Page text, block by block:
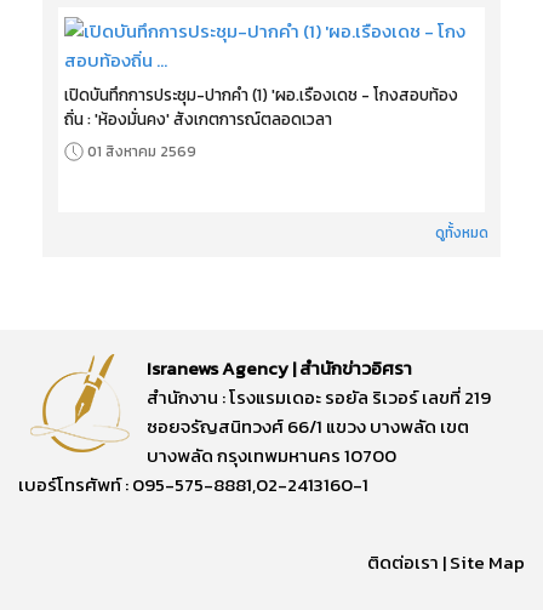
เปิดบันทึกการประชุม-ปากคำ (1) 'ผอ.เรืองเดช - โกงสอบท้อง
ถิ่น : 'ห้องมั่นคง' สังเกตการณ์ตลอดเวลา
01 สิงหาคม 2569
ดูทั้งหมด
Isranews Agency | สำนักข่าวอิศรา
สำนักงาน : โรงแรมเดอะ รอยัล ริเวอร์ เลขที่ 219
ซอยจรัญสนิทวงศ์ 66/1 แขวง บางพลัด เขต
บางพลัด กรุงเทพมหานคร 10700
เบอร์โทรศัพท์ : 095-575-8881,02-2413160-1
ติดต่อเรา |Site Map